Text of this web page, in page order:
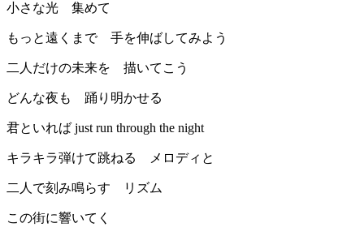
小さな光 集めて
もっと遠くまで 手を伸ばしてみよう
二人だけの未来を 描いてこう
どんな夜も 踊り明かせる
君といれば just run through the night
キラキラ弾けて跳ねる メロディと
二人で刻み鳴らす リズム
この街に響いてく